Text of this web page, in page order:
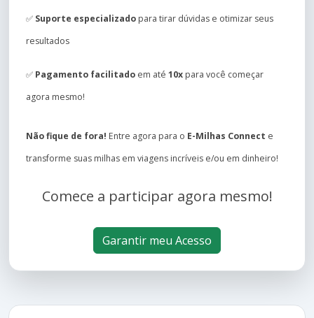
✅ Suporte especializado para tirar dúvidas e otimizar seus
resultados
✅ Pagamento facilitado em até 10x para você começar
agora mesmo!
Não fique de fora! Entre agora para o E-Milhas Connect e
transforme suas milhas em viagens incríveis e/ou em dinheiro!
Comece a participar agora mesmo!
Garantir meu Acesso